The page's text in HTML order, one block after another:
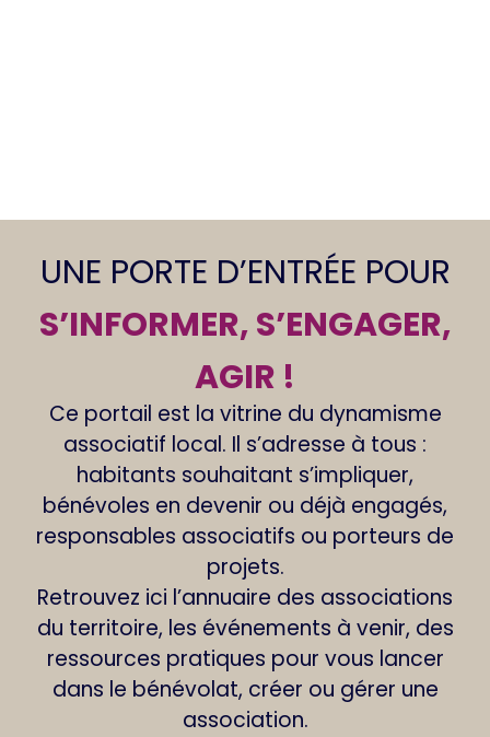
UNE PORTE D’ENTRÉE POUR
S’INFORMER, S’ENGAGER,
AGIR !
Ce portail est la vitrine du dynamisme
associatif local. Il s’adresse à tous :
habitants souhaitant s’impliquer,
bénévoles en devenir ou déjà engagés,
responsables associatifs ou porteurs de
projets.
Retrouvez ici l’annuaire des associations
du territoire, les événements à venir, des
ressources pratiques pour vous lancer
dans le bénévolat, créer ou gérer une
association.